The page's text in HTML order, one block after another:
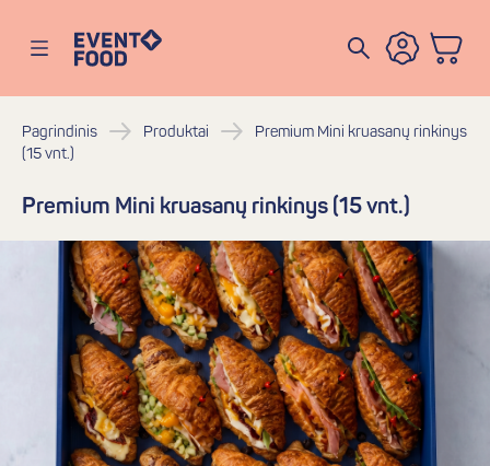
Atidaryti meniu
Eventofood
Pagrindinis Produktai
Premium Mini kruasanų rinkinys
(15 vnt.)
Premium Mini kruasanų rinkinys (15 vnt.)